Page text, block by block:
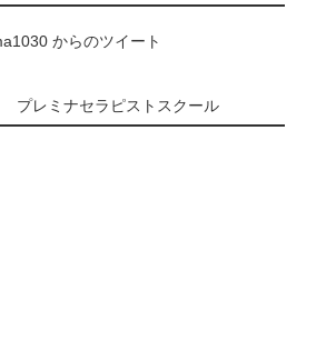
からのツイート
プレミナセラピストスクール